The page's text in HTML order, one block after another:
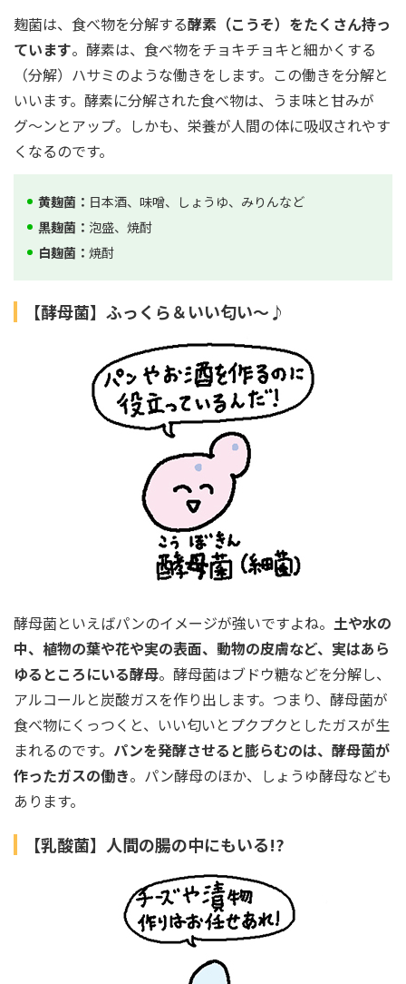
麹菌は、食べ物を分解する酵素（こうそ）をたくさん持っ
ています。酵素は、食べ物をチョキチョキと細かくする
（分解）ハサミのような働きをします。この働きを分解と
いいます。酵素に分解された食べ物は、うま味と甘みが
グ〜ンとアップ。しかも、栄養が人間の体に吸収されやす
くなるのです。
黄麹菌： 日本酒、味噌、しょうゆ、みりんなど
黒麹菌： 泡盛、焼酎
白麹菌： 焼酎
【酵母菌】ふっくら＆いい匂い〜♪
酵母菌といえばパンのイメージが強いですよね。 土や水の
中、植物の葉や花や実の表面、動物の皮膚など、実はあら
ゆるところにいる酵母。酵母菌はブドウ糖などを分解し、
アルコールと炭酸ガスを作り出します。つまり、酵母菌が
食べ物にくっつくと、いい匂いとプクプクとしたガスが生
まれるのです。 パンを発酵させると膨らむのは、酵母菌が
作ったガスの働き。パン酵母のほか、しょうゆ酵母なども
あります。
【乳酸菌】人間の腸の中にもいる!?